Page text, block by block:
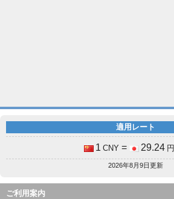
適用レート
1 CNY = 29.24 円
2026年8月9日更新
ご利用案内